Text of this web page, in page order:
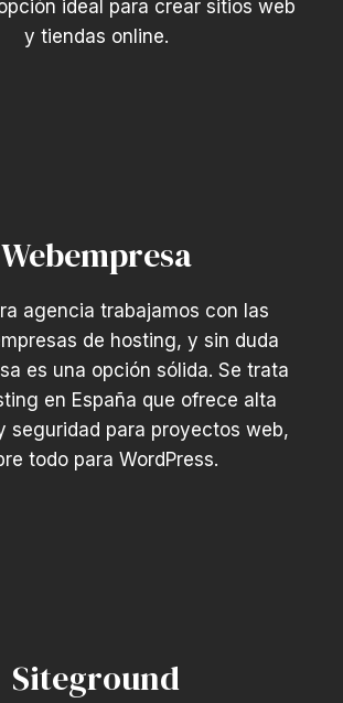
ideal para crear sitios web
y tiendas online.
Webempresa
agencia trabajamos con las
de hosting, y sin duda
es una opción sólida. Se trata
en España que ofrece alta
seguridad para proyectos web,
todo para WordPress.
Siteground